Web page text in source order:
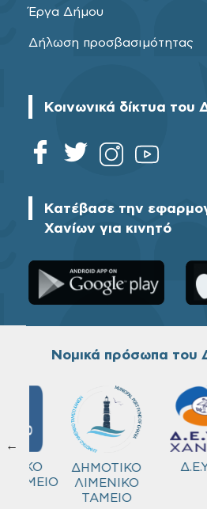
Έργα Δήμου
Δήλωση προσβασιμότητας
Κοινωνικά δίκτυα του
Κατέβασε την
Χανίων για κινητό
Νομικά πρόσωπα του
←
ΔΗΜΟΤΙΚΟ
ΛΙΜΕΝΙΚΟ
ΤΑΜΕΙΟ
Δ.Ε.Υ.Α.Χ